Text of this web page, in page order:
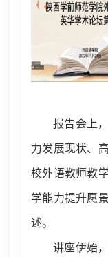
报告会上
力发展现状、
校外语教师教
学能力提升愿
述。
讲座伊始